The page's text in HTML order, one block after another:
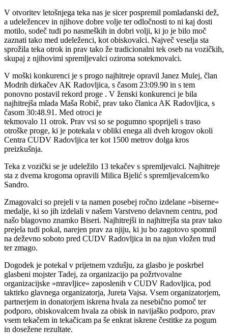
V otvoritev letošnjega teka nas je sicer pospremil pomladanski dež,
a udeležencev in njihove dobre volje ter odločnosti to ni kaj dosti
motilo, sodeč tudi po nasmeških in dobri volji, ki jo je bilo moč
zaznati tako med udeleženci, kot obiskovalci. Največ veselja sta
sprožila teka otrok in prav tako že tradicionalni tek oseb na vozičkih,
skupaj z njihovimi spremljevalci oziroma sotekmovalci.
V moški konkurenci je s progo najhitreje opravil Janez Mulej, član
Modrih dirkačev AK Radovljica, s časom 23:09.90 in s tem
ponovno postavil rekord proge . V ženski konkurenci je bila
najhitrejša mlada Maša Robič, prav tako članica AK Radovljica, s
časom 30:48.91. Med otroci je
tekmovalo 11 otrok. Prav vsi so se pogumno spoprijeli s traso
otroške proge, ki je potekala v obliki enega ali dveh krogov okoli
Centra CUDV Radovljica ter kot 1500 metrov dolga kros
preizkušnja.
Teka z vozički se je udeležilo 13 tekačev s spremljevalci. Najhitreje
sta z dvema krogoma opravili Milica Bjelić s spremljevalcem/ko
Sandro.
Zmagovalci so prejeli v ta namen posebej ročno izdelane »biserne«
medalje, ki so jih izdelali v našem Varstveno delavnem centru, pod
našo blagovno znamko Biseri. Najhitrejši in najhitrejša sta prav tako
prejela tudi pokal, narejen prav za njiju, ki ju bo zagotovo spomnil
na deževno soboto pred CUDV Radovljica in na njun vložen trud
ter zmago.
Dogodek je potekal v prijetnem vzdušju, za glasbo je poskrbel
glasbeni mojster Tadej, za organizacijo pa požrtvovalne
organizacijske »mravljice« zaposlenih v CUDV Radovljica, pod
taktirko glavnega organizatorja, Jureta Vajsa. Vsem organizatorjem,
partnerjem in donatorjem iskrena hvala za nesebično pomoč ter
podporo, obiskovalcem hvala za obisk in navijaško podporo, prav
vsem tekačem in tekačicam pa še enkrat iskrene čestitke za pogum
in dosežene rezultate.